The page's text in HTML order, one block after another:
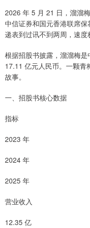
2026 年 5 月 21 日，溜溜
中信证券和国元香港联席
递表到过讯不到两周，速度
根据招股书披露，溜溜梅
17.11 亿元人民币。一颗
故事。
一、招股书核心数据
指标
2023 年
2024 年
2025 年
营业收入
12.35 亿